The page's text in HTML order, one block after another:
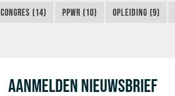
CONGRES (14) PPWR (10) OPLEIDING (9)
AANMELDEN NIEUWSBRIEF